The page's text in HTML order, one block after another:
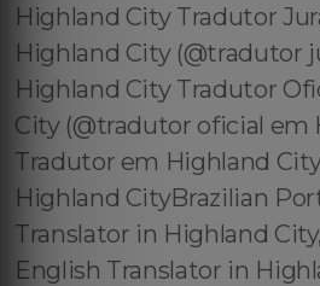
Highland City Tradutor
Highland City (@tradutor
Highland City Tradutor
City (@tradutor oficial em
Tradutor em Highland
Highland CityBrazilian
Translator in Highland
English Translator in